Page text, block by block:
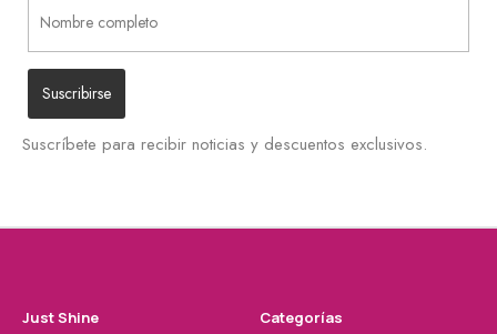
Suscríbete para recibir noticias y descuentos exclusivos.
Just Shine Categorías